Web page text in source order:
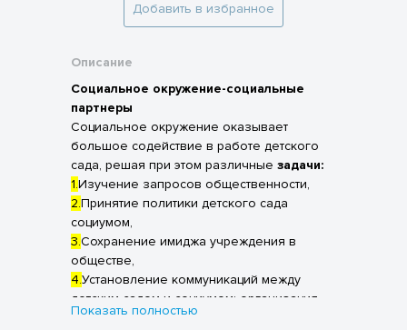
Добавить в избранное
Описание
Социальное окружение-социальные
партнеры
Социальное окружение оказывает
большое содействие в работе детского
сада, решая при этом различные задачи:
1.Изучение запросов общественности,
2.Принятие политики детского сада
социумом,
3.Сохранение имиджа учреждения в
обществе,
4.Установление коммуникаций между
детским садом и социумом: организация
общекультурных мероприятий;
Показать полностью